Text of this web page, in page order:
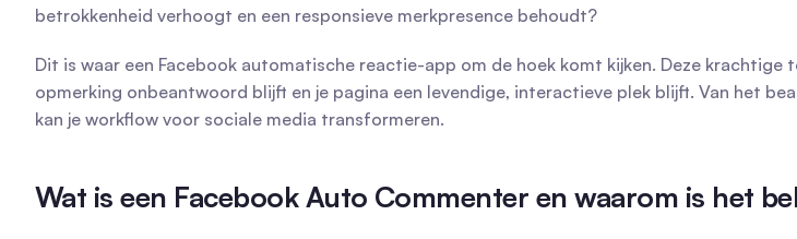
betrokkenheid verhoogt en een responsieve merkpresence behoudt?
Dit is waar een Facebook automatische reactie-app om de hoek komt kijken. Deze
opmerking onbeantwoord blijft en je pagina een levendige, interactieve plek blijft. Van het
kan je workflow voor sociale media transformeren.
Wat is een Facebook Auto Commenter en waarom is het